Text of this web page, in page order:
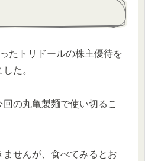
たトリドールの株主優待を
た。
の丸亀製麺で使い切るこ
せんが、食べてみるとお